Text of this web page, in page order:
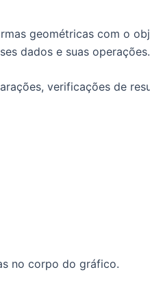
geométricas com o
dados e suas operações.
verificações de
no corpo do gráfico.